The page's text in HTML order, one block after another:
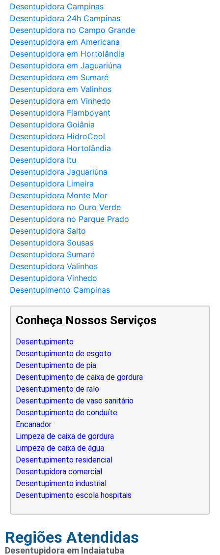
Desentupidora Campinas
Desentupidora 24h Campinas
Desentupidora no Campo Grande
Desentupidora em Americana
Desentupidora em Hortolândia
Desentupidora em Jaguariúna
Desentupidora em Sumaré
Desentupidora em Valinhos
Desentupidora em Vinhedo
Desentupidora Flamboyant
Desentupidora Goiânia
Desentupidora HidroCool
Desentupidora Hortolândia
Desentupidora Itu
Desentupidora Jaguariúna
Desentupidora Limeira
Desentupidora Monte Mor
Desentupidora no Ouro Verde
Desentupidora no Parque Prado
Desentupidora Salto
Desentupidora Sousas
Desentupidora Sumaré
Desentupidora Valinhos
Desentupidora Vinhedo
Desentupimento Campinas
Conheça Nossos Serviços
Desentupimento
Desentupimento de esgoto
Desentupimento de pia
Desentupimento de caixa de gordura
Desentupimento de ralo
Desentupimento de vaso sanitário
Desentupimento de conduíte
Encanador
Limpeza de caixa de gordura
Limpeza de caixa de água
Desentupimento residencial
Desentupidora comercial
Desentupimento industrial
Desentupimento escola hospitais
Regiões Atendidas
Desentupidora em Indaiatuba